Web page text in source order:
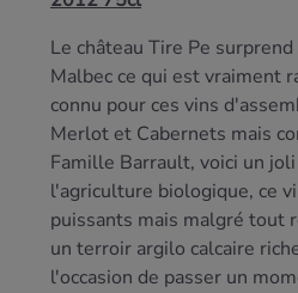
Le château Tire Pe
Malbec ce qui est vraiment
connu pour ces vins
Merlot et Cabernets mais
Famille Barrault, voici un
l'agriculture biologique, ce
puissants mais malgré tout
un terroir argilo calcaire
l'occasion de passer un